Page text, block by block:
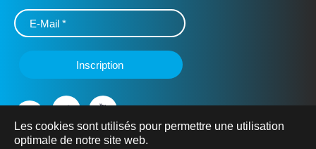
Les cookies sont utilisés pour permettre une utilisation
optimale de notre site web.